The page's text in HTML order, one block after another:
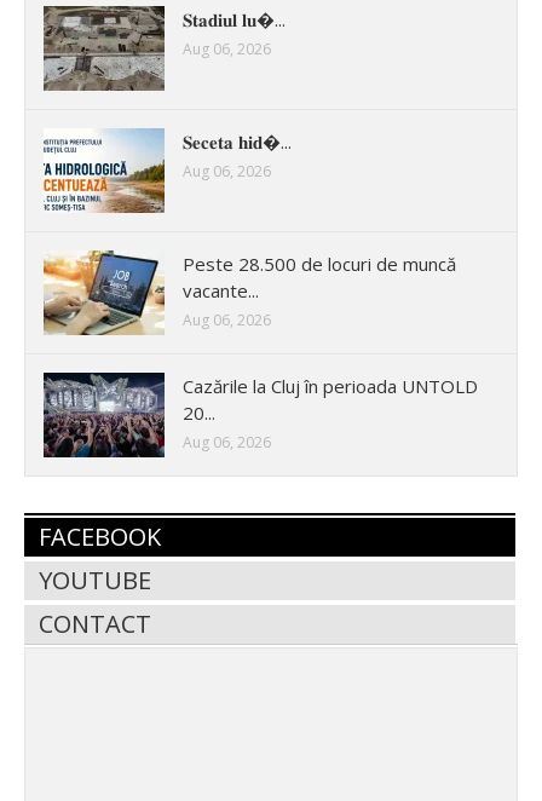
𝐒𝐭𝐚𝐝𝐢𝐮𝐥 𝐥𝐮�...
Aug 06, 2026
𝐒𝐞𝐜𝐞𝐭𝐚 𝐡𝐢𝐝�...
Aug 06, 2026
Peste 28.500 de locuri de muncă
vacante...
Aug 06, 2026
Cazările la Cluj în perioada UNTOLD
20...
Aug 06, 2026
FACEBOOK
YOUTUBE
CONTACT